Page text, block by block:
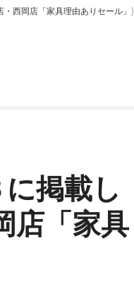
西岡店「家具理由ありセール」)
掲載し
店「家具